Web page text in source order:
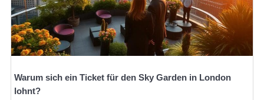
Warum sich ein Ticket für den Sky Garden in London
lohnt?